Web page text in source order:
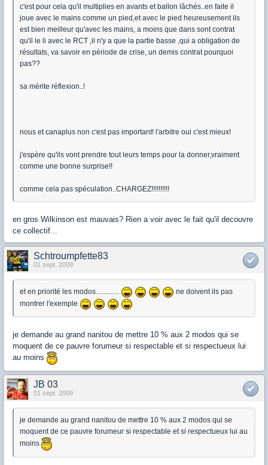
c'est pour cela qu'il multiplies en avants et ballon lâchés..en faite il
joue avec le mains comme un pied,et avec le pied heureusement ils
est bien meilleur qu'avec les mains, a moins que dans sont contrat
qu'il le li avec le RCT ,il n'y a que la partie basse ,qui a obligation de
résultats, va savoir en période de crise, un demis contrat pourquoi
pas??
sa mérite réflexion..!
nous et canaplus non c'est pas important! l'arbitre oui c'est mieux!
j'espère qu'ils vont prendre tout leurs temps pour la donner,vraiment
comme une bonne surprise!!
comme cela pas spéculation..CHARGEZ!!!!!!!!!!
en gros Wilkinson est mauvais? Rien a voir avec le fait qu'il decouvre
ce collectif...
Schtroumpfette83
01 sept. 2009
et en priorité les modos.............
ne doivent ils pas
montrer l'exemple
je demande au grand nanitou de mettre 10 % aux 2 modos qui se
moquent de ce pauvre forumeur si respectable et si respectueux lui
au moins
JB 03
01 sept. 2009
je demande au grand nanitou de mettre 10 % aux 2 modos qui se
moquent de ce pauvre forumeur si respectable et si respectueux lui au
moins